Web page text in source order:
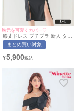
胸元を可愛くカバー♡
膝丈ドレス プチプラ 新人 タイ
ト スリット オフショル セクシ
ー ラウンジ 低身長 胸元隠し
キャバドレス (波北かほ着
myMinette/マイミネット
まとめ買い対象
¥5,900